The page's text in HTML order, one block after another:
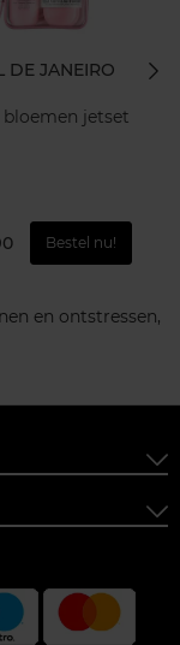
DE JANEIRO
bloemen jetset
Bestel nu!
en ontstressen,